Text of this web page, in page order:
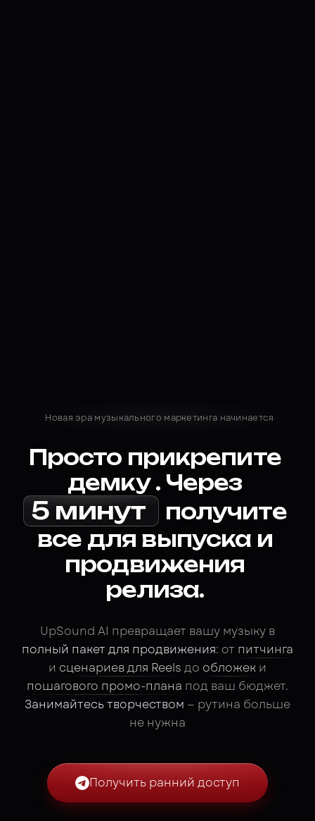
Новая эра музыкального маркетинга начинается
Просто прикрепите
демку . Через
5 минут
получите
все для выпуска и
продвижения
релиза.
UpSound AI превращает вашу музыку в
полный пакет для продвижения: от питчинга
и сценариев для Reels до обложек и
пошагового промо-плана под ваш бюджет.
Занимайтесь творчеством — рутина больше
не нужна
Получить ранний доступ